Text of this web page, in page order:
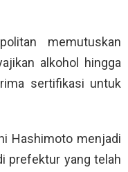
memutuskan
alkohol hingga
sertifikasi untuk
Hashimoto menjadi
prefektur yang telah